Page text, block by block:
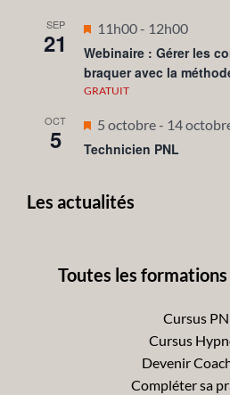
SEP
21
Mis
en
avant
11h00- 12h00
Webinaire : Gérer les
braquer avec la
GRATUIT
OCT
5
Mis
en
5 octobre- 14
Technicien PNL
Les actualités
Toutes les
Cursus
Cursus
Devenir
Compléter sa